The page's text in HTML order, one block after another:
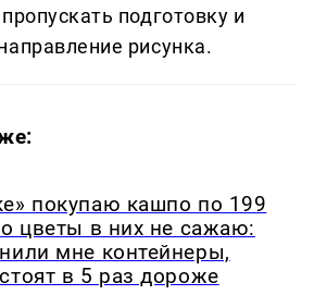
подготовку и
рисунка.
покупаю кашпо по 199
цветы в них не сажаю:
мне контейнеры,
в 5 раз дороже